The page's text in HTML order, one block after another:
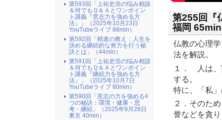
第255回『
福岡
仏教の心理
法を解説。
１． 人は、
する。
特に、「私
２．そのた
誉などを貪
第593回「上祐史浩の悩み相談
＆何でもＱ＆Ａとワンポイン
ト講義『意志力を強める方
法』​」（2025年10月23日
YouTubeライブ 88min）
第592回「精進の教え：人生を
決める継続的な努力を行う秘
訣とは」（44min）
第591回「上祐史浩の悩み相談
＆何でもＱ＆Ａとワンポイン
ト講義『継続力を強める方
法』​」（2025年10月7日
YouTubeライブ 80min）
第590回「意志の力を強める4
つの秘訣：環境・健康・思
考・継続」（2025年9月28日
東京 40min）